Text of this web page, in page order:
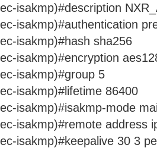
isakmp)#description
isakmp)#authentication
isakmp)#hash sha256
isakmp)#encryption
isakmp)#group 5
isakmp)#lifetime 86400
isakmp)#isakmp-mode
isakmp)#remote address
isakmp)#keepalive 30 3